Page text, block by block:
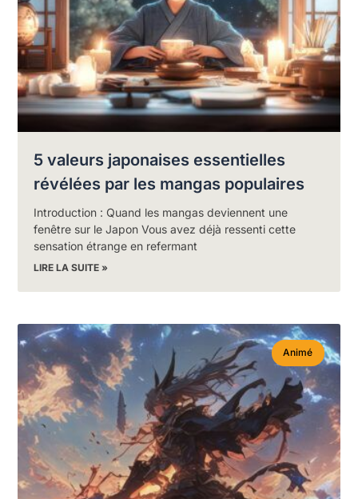
5 valeurs japonaises essentielles
révélées par les mangas populaires
Introduction : Quand les mangas deviennent une
fenêtre sur le Japon Vous avez déjà ressenti cette
sensation étrange en refermant
LIRE LA SUITE »
Animé